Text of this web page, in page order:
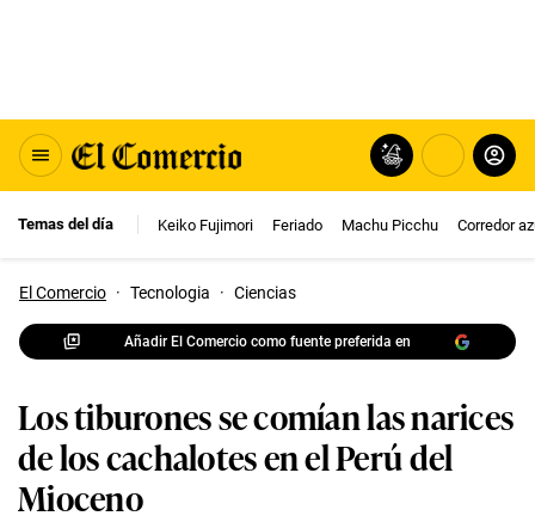
Temas del día Keiko Fujimori Feriado Machu Picchu Corredor
El Comercio · Tecnologia · Ciencias
Añadir El Comercio como fuente preferida en
Los tiburones se comían las narices
de los cachalotes en el Perú del
Mioceno